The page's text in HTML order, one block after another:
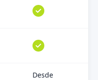
Desde